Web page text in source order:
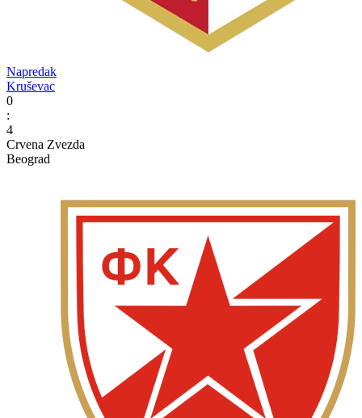
Napredak
Kruševac
0
:
4
Crvena Zvezda
Beograd